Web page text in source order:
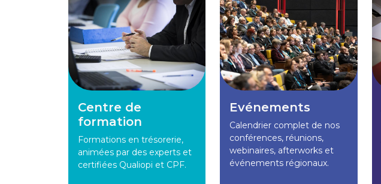
Centre de
formation
Formations en trésorerie,
animées par des experts et
certifiées Qualiopi et CPF.
Evénements
Calendrier complet de nos
conférences, réunions,
webinaires, afterworks et
événements régionaux.